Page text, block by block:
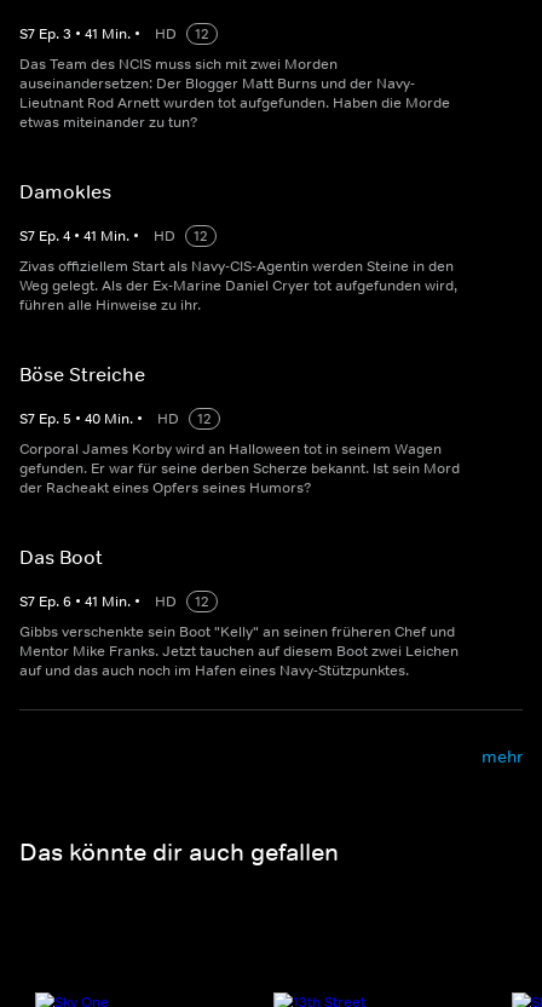
S7 Ep.3 • 41 Min. • HD
12
Das Team des NCIS muss sich mit zwei Morden
auseinandersetzen: Der Blogger Matt Burns und der Navy-
Lieutnant Rod Arnett wurden tot aufgefunden. Haben die Morde
etwas miteinander zu tun?
Damokles
S7 Ep.4 • 41 Min. • HD
12
Zivas offiziellem Start als Navy-CIS-Agentin werden Steine in den
Weg gelegt. Als der Ex-Marine Daniel Cryer tot aufgefunden wird,
führen alle Hinweise zu ihr.
Böse Streiche
S7 Ep.5 • 40 Min. • HD
12
Corporal James Korby wird an Halloween tot in seinem Wagen
gefunden. Er war für seine derben Scherze bekannt. Ist sein Mord
der Racheakt eines Opfers seines Humors?
Das Boot
S7 Ep.6 • 41 Min. • HD
12
Gibbs verschenkte sein Boot "Kelly" an seinen früheren Chef und
Mentor Mike Franks. Jetzt tauchen auf diesem Boot zwei Leichen
auf und das auch noch im Hafen eines Navy-Stützpunktes.
mehr
Das könnte dir auch gefallen